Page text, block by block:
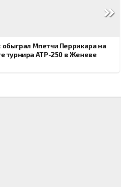
обыграл Мпетчи Перрикара на
турнира АТР-250 в Женеве